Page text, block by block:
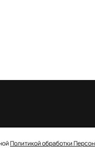
Политикой обработки